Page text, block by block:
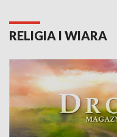
RELIGIA I WIARA